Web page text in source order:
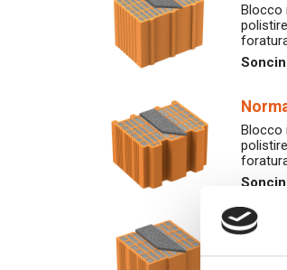
Blocco
foratura
Blocco
foratura